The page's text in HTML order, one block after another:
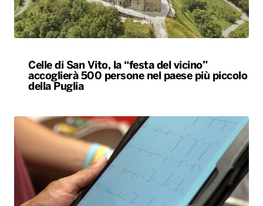
Celle di San Vito, la “festa del vicino”
accoglierà 500 persone nel paese più piccolo
della Puglia